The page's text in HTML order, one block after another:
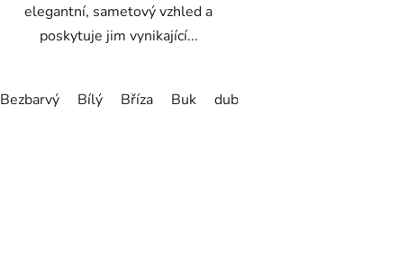
elegantní, sametový vzhled a
poskytuje jim vynikající...
Bezbarvý Bílý Bříza Buk dub